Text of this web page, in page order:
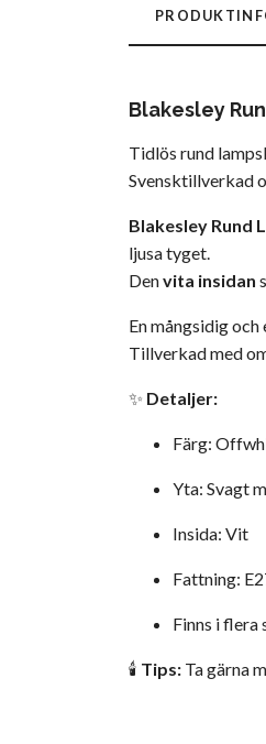
Blakesley
Tidlös rund
Svensktillverkad
Blakesley Rund
ljusa tyget.
Denvita insidan
En mångsidig
Tillverkad med
✨ Detaljer:
Färg:
Yta: Svagt
Insida: Vit
Fattning:
Finns i
🕯️ Tips: Ta gärna